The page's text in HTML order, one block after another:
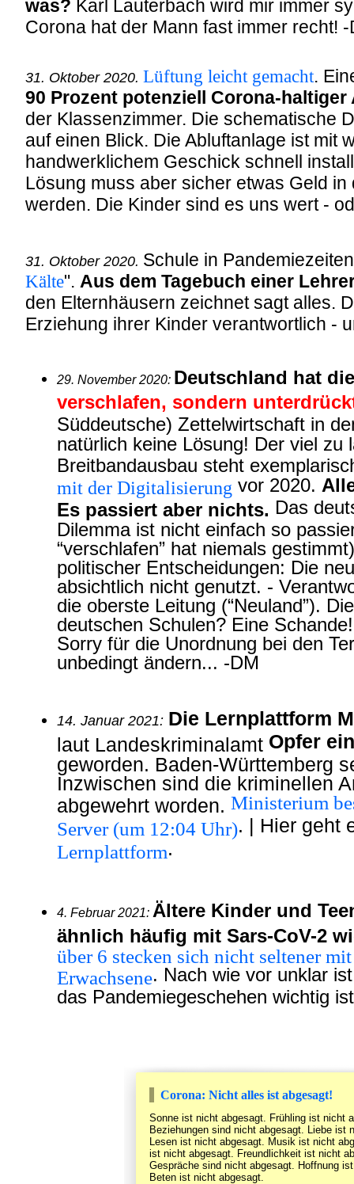
was? Karl Lauterbach wird mir immer
Corona hat der Mann fast immer recht! -
31. Oktober 2020. Lüftung leicht gemacht.
90 Prozent potenziell Corona-haltiger
der Klassenzimmer. Die schematische
auf einen Blick. Die Abluftanlage ist mit
handwerklichem Geschick schnell
Lösung muss aber sicher etwas Geld
werden. Die Kinder sind es uns wert -
31. Oktober 2020. Schule in
Kälte". Aus dem Tagebuch einer
den Elternhäusern zeichnet sagt alles.
Erziehung ihrer Kinder verantwortlich -
29. November 2020: Deutschland hat
verschlafen, sondern
Süddeutsche) Zettelwirtschaft in
natürlich keine Lösung! Der viel zu
Breitbandausbau steht
mit der Digitalisierung vor 2020.
Es passiert aber nichts. Das
Dilemma ist nicht einfach so
“verschlafen” hat niemals
politischer Entscheidungen: Die
absichtlich nicht genutzt. -
die oberste Leitung (“Neuland”).
deutschen Schulen? Eine Schande!
Sorry für die Unordnung bei den
unbedingt ändern... -DM
14. Januar 2021: Die Lernplattform
laut Landeskriminalamt Opfer
geworden. Baden-Württemberg
Inzwischen sind die kriminellen
abgewehrt worden. Ministerium
Server (um 12:04 Uhr). | Hier geht
Lernplattform.
4. Februar 2021: Ältere Kinder und
ähnlich häufig mit Sars-CoV-2
über 6 stecken sich nicht seltener
Erwachsene. Nach wie vor unklar
das Pandemiegeschehen wichtig
Corona: Nicht alles ist abgesagt!
Sonne ist nicht abgesagt. Frühling ist nicht
Beziehungen sind nicht abgesagt. Liebe ist
Lesen ist nicht abgesagt. Musik ist nicht
ist nicht abgesagt. Freundlichkeit ist nicht
Gespräche sind nicht abgesagt. Hoffnung
Beten ist nicht abgesagt.